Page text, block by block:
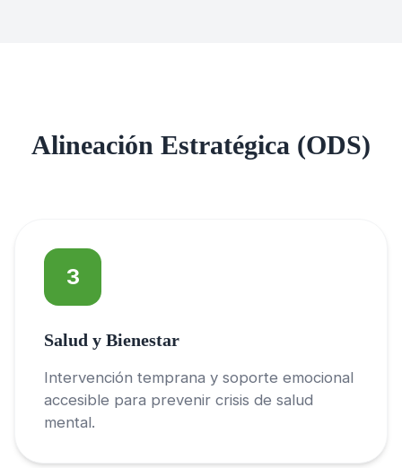
Alineación Estratégica (ODS)
3
Salud y Bienestar
Intervención temprana y soporte emocional
accesible para prevenir crisis de salud
mental.